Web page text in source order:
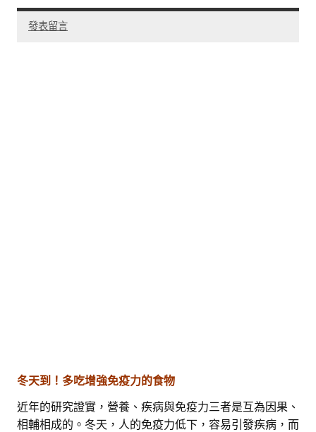
發表留言
冬天到！多吃增強免疫力的食物
近年的研究證實，營養、疾病與免疫力三者是互為因果、
相輔相成的。冬天，人的免疫力低下，容易引發疾病，而